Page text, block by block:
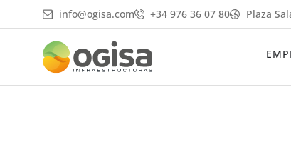
al
contenido
info@ogisa.com +34 976 36 07 80 Plaza